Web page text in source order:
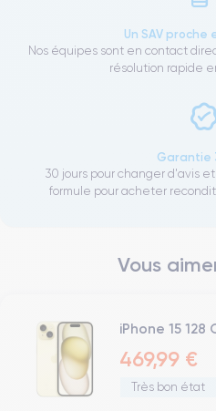
Un SAV proche
Nos équipes sont en contact
résolution rapide
Garantie
30 jours pour changer d'avis
formule pour acheter
Vous
iPhone 15 128
469,99 €
Très bon état